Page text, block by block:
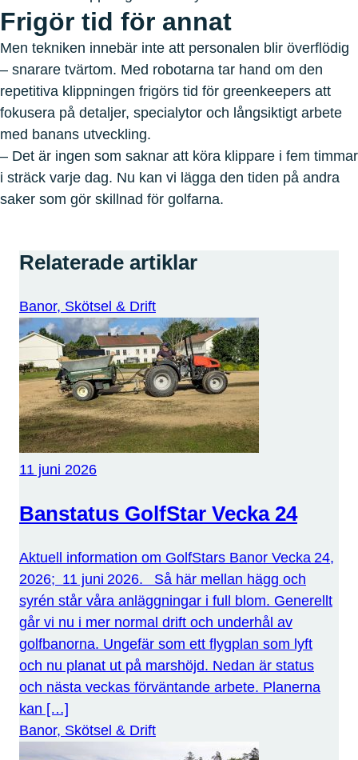
Frigör tid för annat
Men tekniken innebär inte att personalen blir överflödig
– snarare tvärtom. Med robotarna tar hand om den
repetitiva klippningen frigörs tid för greenkeepers att
fokusera på detaljer, specialytor och långsiktigt arbete
med banans utveckling.
– Det är ingen som saknar att köra klippare i fem timmar
i sträck varje dag. Nu kan vi lägga den tiden på andra
saker som gör skillnad för golfarna.
Relaterade artiklar
Banor, Skötsel & Drift
11 juni 2026
Banstatus GolfStar Vecka 24
Aktuell information om GolfStars Banor Vecka 24,
2026; 11 juni 2026. Så här mellan hägg och
syrén står våra anläggningar i full blom. Generellt
går vi nu i mer normal drift och underhål av
golfbanorna. Ungefär som ett flygplan som lyft
och nu planat ut på marshöjd. Nedan är status
och nästa veckas förväntande arbete. Planerna
kan […]
Banor, Skötsel & Drift